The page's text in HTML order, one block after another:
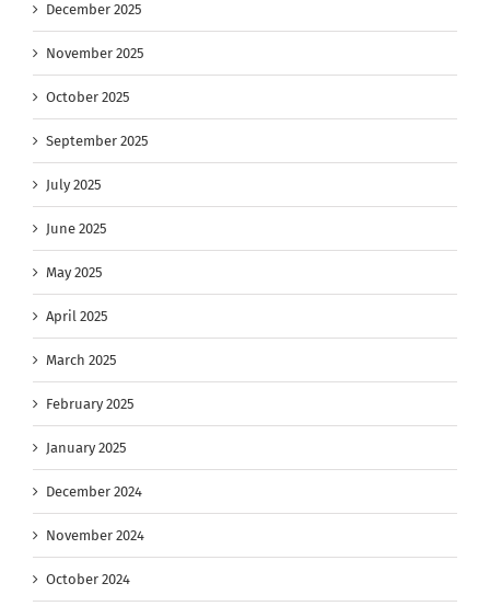
December 2025
November 2025
October 2025
September 2025
July 2025
June 2025
May 2025
April 2025
March 2025
February 2025
January 2025
December 2024
November 2024
October 2024